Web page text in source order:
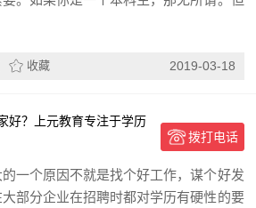
收藏 2019-03-18
好？上元教育专注于学历
拨打电话
一个原因不就是找个好工作，谋个好发
部分企业在招聘时都对学历有硬性的要